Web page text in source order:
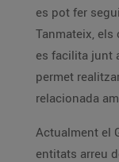
es pot fer
Tanmateix, els clients reben un
es facilita junt
permet
Actualment el
entitats arreu del país fent